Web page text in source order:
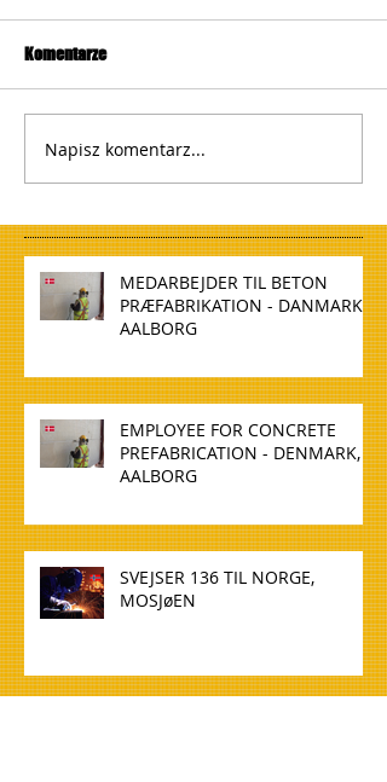
Komentarze
Napisz komentarz...
MEDARBEJDER TIL BETON
PRÆFABRIKATION - DANMARK,
AALBORG
EMPLOYEE FOR CONCRETE
PREFABRICATION - DENMARK,
AALBORG
SVEJSER 136 TIL NORGE,
MOSJøEN